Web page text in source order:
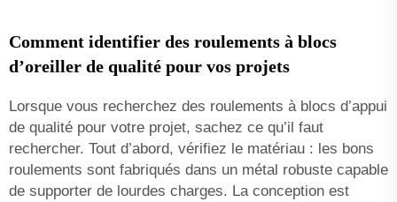
Comment identifier des roulements à blocs
d’oreiller de qualité pour vos projets
Lorsque vous recherchez des roulements à blocs d’appui
de qualité pour votre projet, sachez ce qu’il faut
rechercher. Tout d’abord, vérifiez le matériau : les bons
roulements sont fabriqués dans un métal robuste capable
de supporter de lourdes charges. La conception est